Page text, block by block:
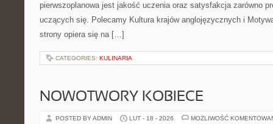
pierwszoplanowa jest jakość uczenia oraz satysfakcja zarówno
uczących się. Polecamy Kultura krajów anglojęzycznych i
strony opiera się na […]
CATEGORIES: KULINARIA
NOWOTWORY KOBIECE
POSTED BY ADMIN LUT - 18 - 2026 MOŻLIWOŚĆ